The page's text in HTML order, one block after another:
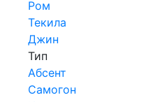
Ром
Текила
Джин
Тип
Абсент
Самогон